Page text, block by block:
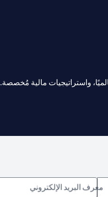
واستراتيجيات مالية مُخصصة.
معرف البريد الإلكتروني